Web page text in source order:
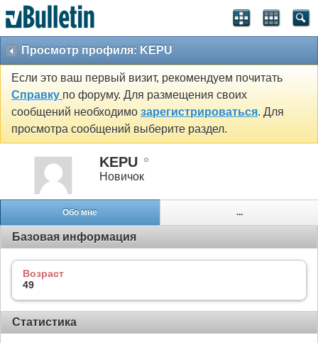
Просмотр профиля: KEPU
Если это ваш первый визит, рекомендуем почитать
Справку по форуму. Для размещения своих
сообщений необходимо зарегистрироваться. Для
просмотра сообщений выберите раздел.
KEPU
Новичок
Обо мне ...
Базовая информация
Возраст
49
Статистика